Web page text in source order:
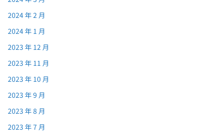
2024 年 2 月
2024 年 1 月
2023 年 12 月
2023 年 11 月
2023 年 10 月
2023 年 9 月
2023 年 8 月
2023 年 7 月